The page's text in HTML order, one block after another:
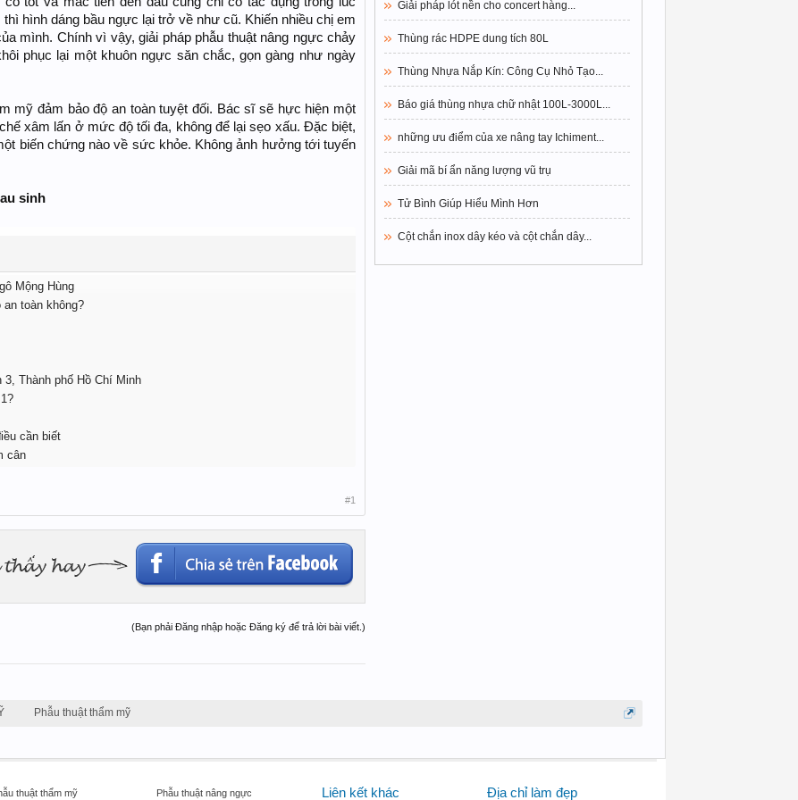
hình dáng bầu ngực lại trở về như cũ. Khiến nhiều chị em
mình. Chính vì vậy, giải pháp phẫu thuật nâng ngực chảy
phục lại một khuôn ngực săn chắc, gọn gàng như ngày
mỹ đảm bảo độ an toàn tuyệt đối. Bác sĩ sẽ hực hiện một
xâm lấn ở mức độ tối đa, không để lại sẹo xấu. Đặc biệt,
biến chứng nào về sức khỏe. Không ảnh hưởng tới tuyến
sinh
Mộng Hùng
toàn không?
Thành phố Hồ Chí Minh
cần biết
cân
#1
(Bạn phải Đăng nhập hoặc Đăng ký để trả lời bài viết.)
Giải pháp lót nền cho concert hàng...
Thùng rác HDPE dung tích 80L
Thùng Nhựa Nắp Kín: Công Cụ Nhỏ Tạo...
Báo giá thùng nhựa chữ nhật 100L-3000L...
những ưu điểm của xe nâng tay Ichiment...
Giải mã bí ẩn năng lượng vũ trụ
Tử Bình Giúp Hiểu Mình Hơn
Cột chắn inox dây kéo và cột chắn dây...
Phẫu thuật thẩm mỹ
thuật thẩm mỹ Phẫu thuật nâng ngực Liên kết khác Địa chỉ làm đẹp